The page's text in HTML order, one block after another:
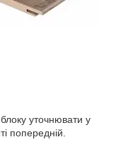
уточнювати у
попередній.